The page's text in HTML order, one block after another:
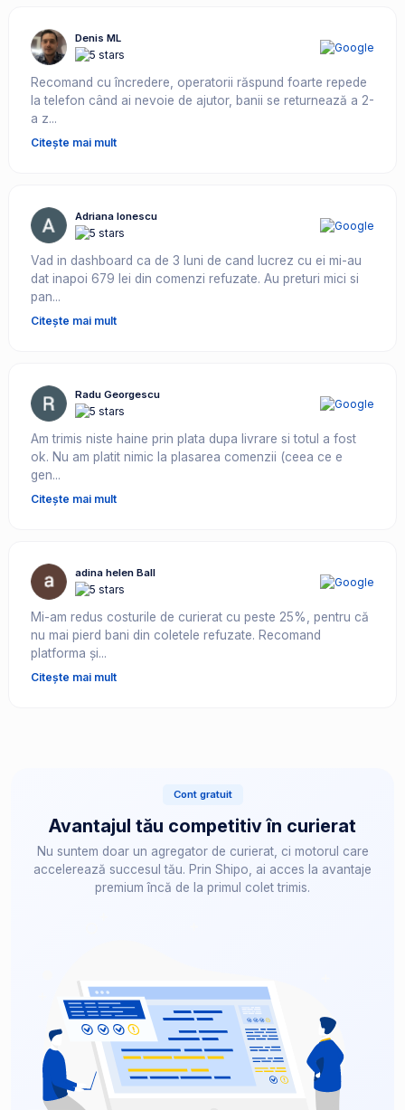
Denis ML
Recomand cu încredere, operatorii răspund foarte repede
la telefon când ai nevoie de ajutor, banii se returnează a 2-
a z...
Citește mai mult
Adriana Ionescu
Vad in dashboard ca de 3 luni de cand lucrez cu ei mi-au
dat inapoi 679 lei din comenzi refuzate. Au preturi mici si
pan...
Citește mai mult
Radu Georgescu
Am trimis niste haine prin plata dupa livrare si totul a fost
ok. Nu am platit nimic la plasarea comenzii (ceea ce e
gen...
Citește mai mult
adina helen Ball
Mi-am redus costurile de curierat cu peste 25%, pentru că
nu mai pierd bani din coletele refuzate. Recomand
platforma și...
Citește mai mult
Cont gratuit
Avantajul tău competitiv în curierat
Nu suntem doar un agregator de curierat, ci motorul care
accelerează succesul tău. Prin Shipo, ai acces la avantaje
premium încă de la primul colet trimis.